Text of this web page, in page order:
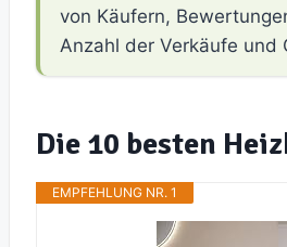
von Käufern,
Anzahl der Verkäufe und
Die 10 besten
EMPFEHLUNG NR. 1